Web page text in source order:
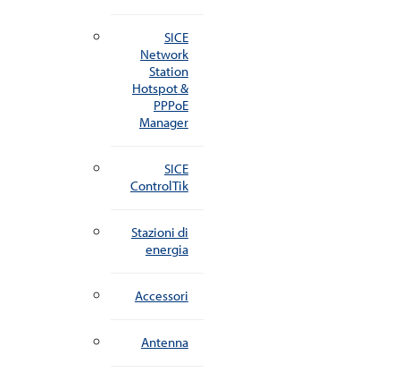
SICE
Network
Station
Hotspot &
PPPoE
Manager
SICE
ControlTik
Stazioni di
energia
Accessori
Antenna